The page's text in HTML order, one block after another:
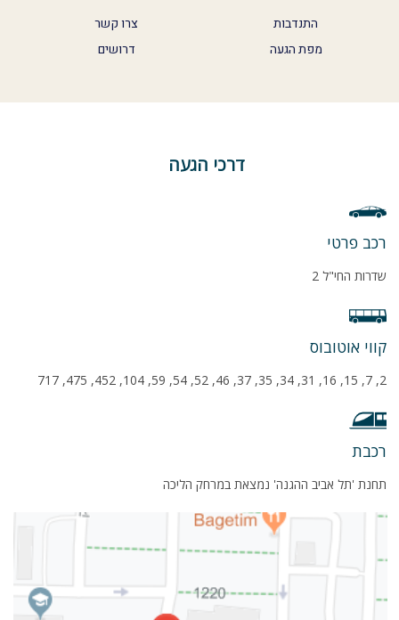
התנדבות
צרו קשר
מפת הגעה
דרושים
דרכי הגעה
רכב פרטי
שדרות החי"ל 2
קווי אוטובוס
2, 7, 15, 16, 31, 34, 35, 37, 46, 52, 54, 59, 104, 452, 475, 717
רכבת
תחנת 'תל אביב ההגנה' נמצאת במרחק הליכה